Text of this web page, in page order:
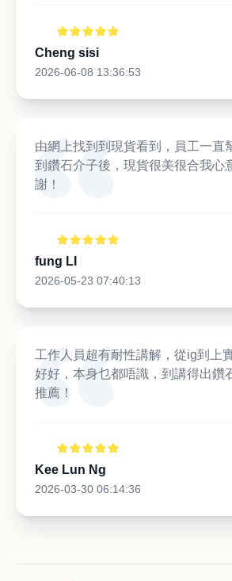
Cheng sisi
2026-06-08 13:36:53
由網上找到到現貨看到，員工一直
到鑽石介子後，現貨很美很合我心
謝！
fung LI
2026-05-23 07:40:13
工作人員超有耐性講解，從ig到上
好好，本身乜都唔識，到講得出鑽
推薦！
Kee Lun Ng
2026-03-30 06:14:36